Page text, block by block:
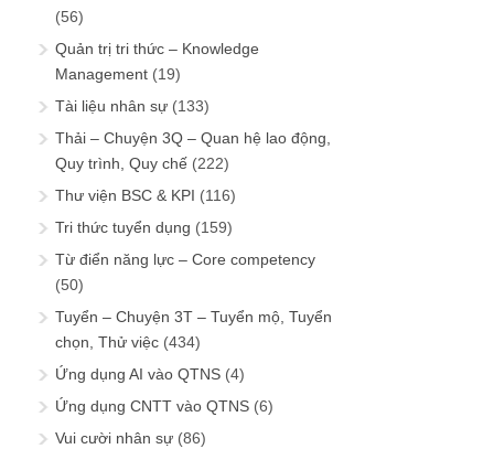
(56)
Quản trị tri thức – Knowledge
Management (19)
Tài liệu nhân sự (133)
Thải – Chuyện 3Q – Quan hệ lao động,
Quy trình, Quy chế (222)
Thư viện BSC & KPI (116)
Tri thức tuyển dụng (159)
Từ điển năng lực – Core competency
(50)
Tuyển – Chuyện 3T – Tuyển mộ, Tuyển
chọn, Thử việc (434)
Ứng dụng AI vào QTNS (4)
Ứng dụng CNTT vào QTNS (6)
Vui cười nhân sự (86)